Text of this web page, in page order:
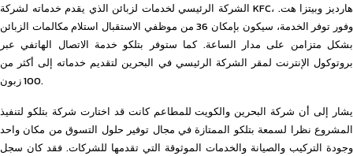
الشركة الرئيسي لخدمات لزبائن الذي يقدم خدماته لشركة KFC، هارديز وبيتزا هت.
وفور توفر الخدمة، سيكون بإمكان 36 من موظفي الاستقبال استلام مكالمات الزبائن
بشكل متزامن على مدار الساعة. كما ستوفر بتلكو خدمة الاتصال الهاتفي عبر
بروتوكول الإنترنت لمقر الشركة الرئيسي في البحرين لتقديم خدماته إلى أكثر من
100 زبون.
يشار إلى أن شركة البحرين والكويت للمطاعم كانت قد اختارت شركة بتلكو لتنفيذ
المشروع نظرا لسمعة بتلكو الممتازة في مجال توفير حلول التسوق من مكان واحد
وجودة التركيب والصيانة والخدمات الموثوقة التي تقدمها للشركات. فقد كان سجل